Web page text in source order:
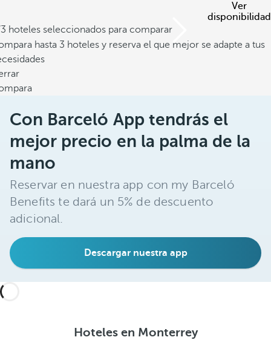
Ver
disponibilidad
hoteles seleccionados para comparar
hasta 3 hoteles y reserva el que mejor se adapte a tus
Con Barceló App tendrás el
mejor precio en la palma de la
mano
Reservar en nuestra app con my Barceló
Benefits te dará un 5% de descuento
adicional.
Descargar nuestra app
Hoteles en Monterrey